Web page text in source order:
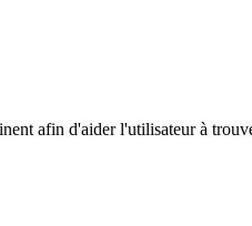
afin d'aider l'utilisateur à